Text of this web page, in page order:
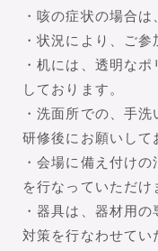
・咳の症状の場合は
・状況により、ご
・机には、透明な
しております。
・洗面所での、手
研修後にお願いして
・会場に備え付け
を行なっていただけ
・器具は、器材用
対策を行なわせてい